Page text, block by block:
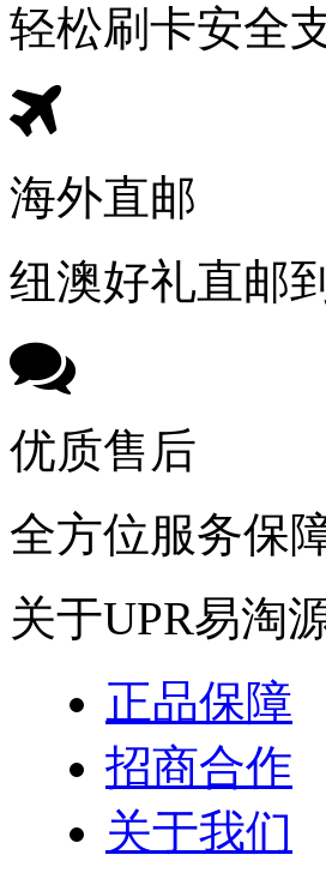
轻松刷卡安全
海外直邮
纽澳好礼直邮
优质售后
全方位服务保
关于UPR易淘
正品保障
招商合作
关于我们